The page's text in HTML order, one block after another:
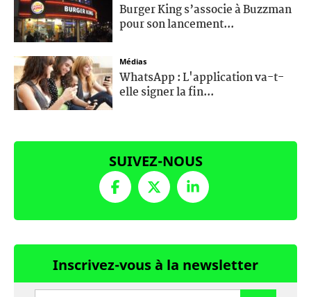
Burger King s’associe à Buzzman
pour son lancement...
Médias
WhatsApp : L'application va-t-
elle signer la fin...
SUIVEZ-NOUS
Inscrivez-vous à la newsletter